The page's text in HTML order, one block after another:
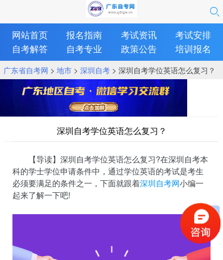
网站首页 报名指南 考试资讯
考试安排
自考解答
自考专业 政策公告 培训报名
广东省自考网 > 地市> 深圳自考> 深圳自考学位英语怎么复习？
深圳自考学位英语怎么复习？
【导读】深圳自考学位英语怎么复习?在深圳自考本
科的学士学位申请条件中，通过学位英语的考试是考生
必须要满足的条件之一，下面就跟着深圳自考网小编一
起来了解一下吧!